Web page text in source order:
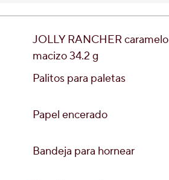
JOLLY RANCHER caramelo
macizo 34.2 g
Palitos para paletas
Papel encerado
Bandeja para hornear